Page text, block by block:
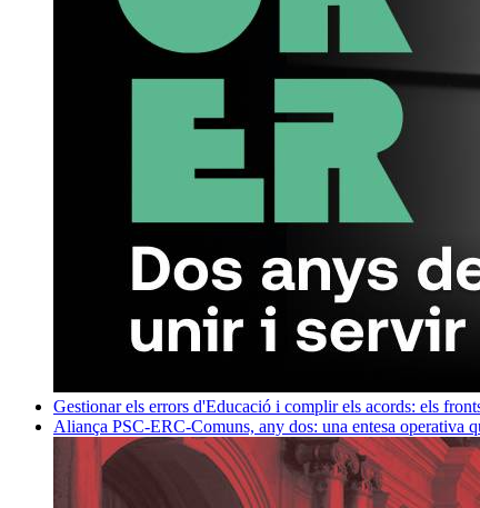
Gestionar els errors d'Educació i complir els acords: els
Aliança PSC-ERC-Comuns, any dos: una entesa operativa